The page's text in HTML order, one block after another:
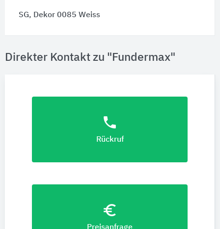
SG, Dekor 0085 Weiss
Direkter Kontakt zu "Fundermax"
phone
Rückruf
euro_symbol